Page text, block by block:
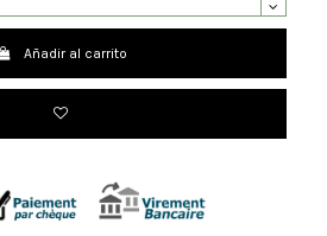
Añadir al carrito